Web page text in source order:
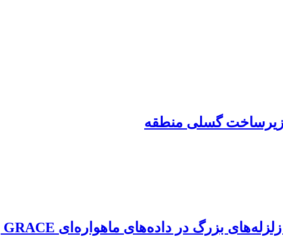
زیرساخت گسلی منطقه